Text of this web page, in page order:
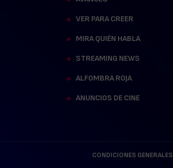
VER PARA CREER
MIRA QUIÉN HABLA
STREAMING NEWS
ALFOMBRA ROJA
ANUNCIOS DE CINE
CONDICIONES GENERALES